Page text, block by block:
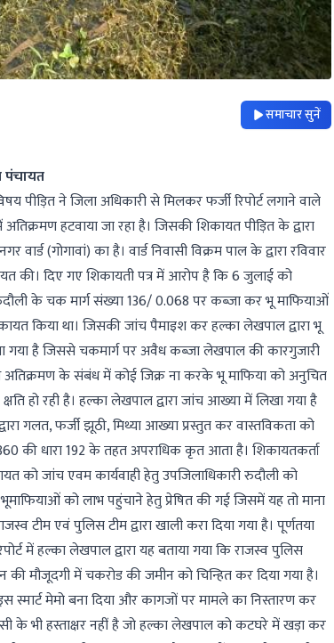
समाचार सुनें
पंचायत
पीड़ित ने जिला अधिकारी से मिलकर फर्जी रिपोर्ट लगाने वाले
हटवाया जा रहा है। जिसकी शिकायत पीड़ित के द्वारा
(गोगावां) का है। वार्ड निवासी विक्रम पाल के द्वारा रविवार
की। दिए गए शिकायती पत्र में आरोप है कि 6 जुलाई को
के चक मार्ग संख्या 136/ 0.068 पर कब्जा कर भू माफियाओं
किया था। जिसकी जांच पैमाइश कर हल्का लेखपाल द्वारा भू
गया है जिससे चकमार्ग पर अवैध कब्जा लेखपाल की कारगुजारी
के संबंध में कोई जिक्र ना करके भू माफिया को अनुचित
हो रही है। हल्का लेखपाल द्वारा जांच आख्या में लिखा गया है
गलत, फर्जी झूठी, मिथ्या आख्या प्रस्तुत कर वास्तविकता को
की धारा 192 के तहत अपराधिक कृत आता है। शिकायतकर्ता
को जांच एवम कार्यवाही हेतु उपजिलाधिकारी रुदौली को
को लाभ पहुंचाने हेतु प्रेषित की गई जिसमें यह तो माना
टीम एवं पुलिस टीम द्वारा खाली करा दिया गया है। पूर्णतया
में हल्का लेखपाल द्वारा यह बताया गया कि राजस्व पुलिस
की मौजूदगी में चकरोड की जमीन को चिन्हित कर दिया गया है।
स्मार्ट मेमो बना दिया और कागजों पर मामले का निस्तारण कर
के भी हस्ताक्षर नहीं है जो हल्का लेखपाल को कटघरे में खड़ा कर